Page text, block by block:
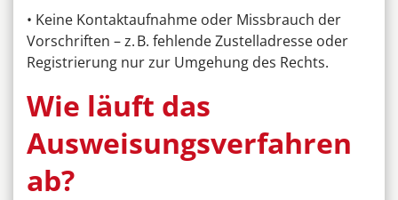
• Keine Kontaktaufnahme oder Missbrauch der
Vorschriften – z. B. fehlende Zustelladresse oder
Registrierung nur zur Umgehung des Rechts.
Wie läuft das
Ausweisungsverfahren
ab?